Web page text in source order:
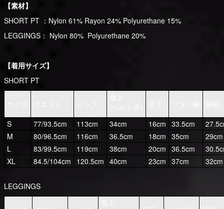
【素材】
SHORT PT ：Nylon 61% Rayon 24% Polyurethane 15%
LEGGINGS： Nylon 80% Polyurethane 20%
【着用サイズ】
SHORT PT
S
77/93.5cm 113cm 34cm 16cm 33.5cm
M
80/96.5cm 116cm 36.5cm 18cm 35cm
29cm
L
83/99.5cm 119cm 38cm 20cm 36.5cm
XL
84.5/104cm 120.5cm 40cm 23cm 37cm 32cm
LEGGINGS